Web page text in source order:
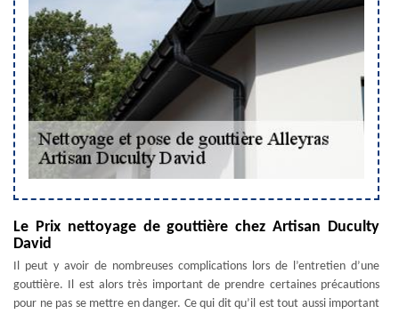
Le Prix nettoyage de gouttière chez Artisan Duculty
David
Il peut y avoir de nombreuses complications lors de l’entretien d’une
gouttière. Il est alors très important de prendre certaines précautions
pour ne pas se mettre en danger. Ce qui dit qu’il est tout aussi important